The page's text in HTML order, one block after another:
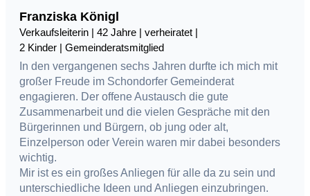
Franziska Königl
Verkaufsleiterin | 42 Jahre | verheiratet |
2 Kinder | Gemeinderatsmitglied
In den vergangenen sechs Jahren durfte ich mich mit
großer Freude im Schondorfer Gemeinderat
engagieren. Der offene Austausch die gute
Zusammenarbeit und die vielen Gespräche mit den
Bürgerinnen und Bürgern, ob jung oder alt,
Einzelperson oder Verein waren mir dabei besonders
wichtig.
Mir ist es ein großes Anliegen für alle da zu sein und
unterschiedliche Ideen und Anliegen einzubringen.